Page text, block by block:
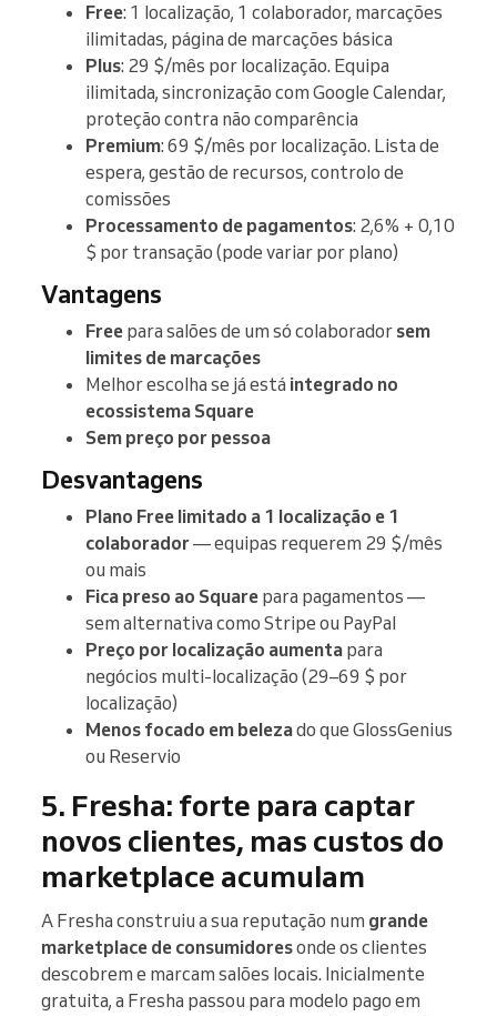
Free: 1 localização, 1 colaborador, marcações
ilimitadas, página de marcações básica
Plus: 29 $/mês por localização. Equipa
ilimitada, sincronização com Google Calendar,
proteção contra não comparência
Premium: 69 $/mês por localização. Lista de
espera, gestão de recursos, controlo de
comissões
Processamento de pagamentos: 2,6% + 0,10
$ por transação (pode variar por plano)
Vantagens
Free para salões de um só colaborador sem
limites de marcações
Melhor escolha se já está integrado no
ecossistema Square
Sem preço por pessoa
Desvantagens
Plano Free limitado a 1 localização e 1
colaborador— equipas requerem 29 $/mês
ou mais
Fica preso ao Square para pagamentos —
sem alternativa como Stripe ou PayPal
Preço por localização aumenta para
negócios multi-localização (29–69 $ por
localização)
Menos focado em belezado que GlossGenius
ou Reservio
5. Fresha: forte para captar
novos clientes, mas custos do
marketplace acumulam
A Fresha construiu a sua reputação num grande
marketplace de consumidoresonde os clientes
descobrem e marcam salões locais. Inicialmente
gratuita, a Fresha passou para modelo pago em